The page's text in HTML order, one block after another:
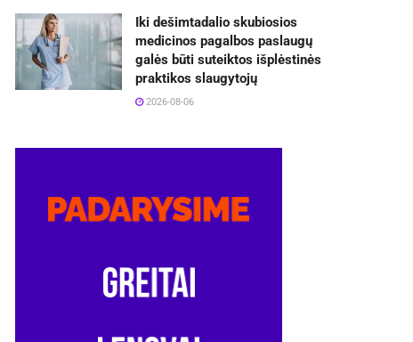
Iki dešimtadalio skubiosios
medicinos pagalbos paslaugų
galės būti suteiktos išplėstinės
praktikos slaugytojų
2026-08-06